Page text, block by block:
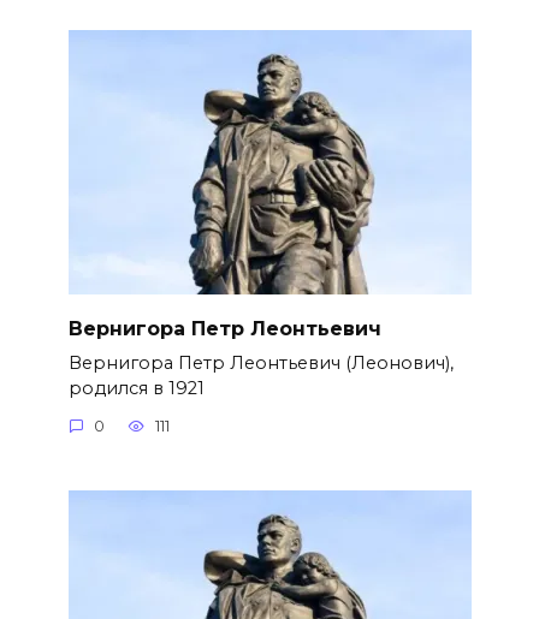
Вернигора Петр Леонтьевич
Вернигора Петр Леонтьевич (Леонович),
родился в 1921
0 111